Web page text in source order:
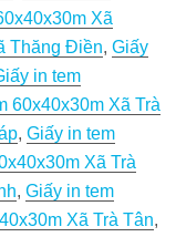
Xã
Thăng Điền, Giấy
in tem
60x40x30m Xã Trà
, Giấy in tem
Xã Trà
, Giấy in tem
Xã Trà Tân,